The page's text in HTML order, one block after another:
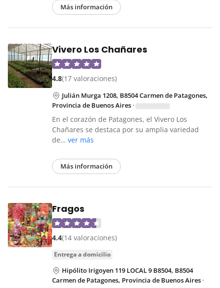
Más información
Vivero Los Chañares
4.8(17 valoraciones)
Julián Murga 1208, B8504 Carmen de Patagones,
Provincia de Buenos Aires ·
En el corazón de Patagones, el Vivero Los
Chañares se destaca por su amplia variedad
de… ver más
Más información
Fragos
4.4(14 valoraciones)
entrega a domicilio
Hipólito Irigoyen 119 LOCAL 9 B8504, B8504
Carmen de Patagones, Provincia de Buenos Aires ·